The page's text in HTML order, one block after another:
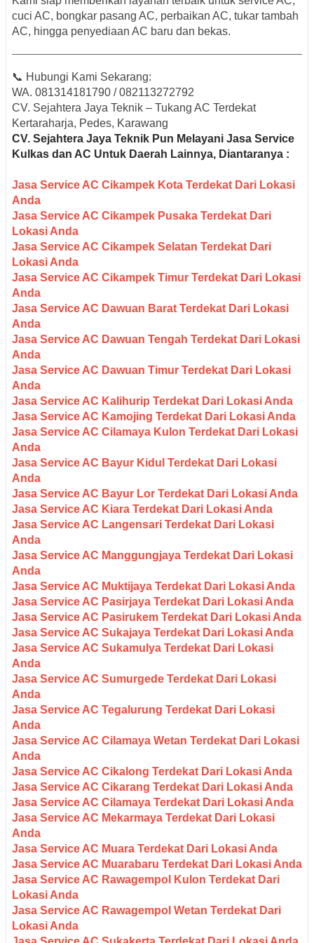
cuci AC, bongkar pasang AC, perbaikan AC, tukar tambah
AC, hingga penyediaan AC baru dan bekas.
📞 Hubungi Kami Sekarang:
WA. 081314181790 / 082113272792
CV. Sejahtera Jaya Teknik – Tukang AC Terdekat
Kertaraharja, Pedes, Karawang
CV. Sejahtera Jaya Teknik Pun Melayani Jasa Service
Kulkas dan AC Untuk Daerah Lainnya, Diantaranya :
Jasa Service AC Cikampek Kota Terdekat Dari Lokasi
Anda
Jasa Service AC Cikampek Pusaka Terdekat Dari
Lokasi Anda
Jasa Service AC Cikampek Selatan Terdekat Dari
Lokasi Anda
Jasa Service AC Cikampek Timur Terdekat Dari Lokasi
Anda
Jasa Service AC Dawuan Barat Terdekat Dari Lokasi
Anda
Jasa Service AC Dawuan Tengah Terdekat Dari Lokasi
Anda
Jasa Service AC Dawuan Timur Terdekat Dari Lokasi
Anda
Jasa Service AC Kalihurip Terdekat Dari Lokasi Anda
Jasa Service AC Kamojing Terdekat Dari Lokasi Anda
Jasa Service AC Cilamaya Kulon Terdekat Dari Lokasi
Anda
Jasa Service AC Bayur Kidul Terdekat Dari Lokasi
Anda
Jasa Service AC Bayur Lor Terdekat Dari Lokasi Anda
Jasa Service AC Kiara Terdekat Dari Lokasi Anda
Jasa Service AC Langensari Terdekat Dari Lokasi
Anda
Jasa Service AC Manggungjaya Terdekat Dari Lokasi
Anda
Jasa Service AC Muktijaya Terdekat Dari Lokasi Anda
Jasa Service AC Pasirjaya Terdekat Dari Lokasi Anda
Jasa Service AC Pasirukem Terdekat Dari Lokasi Anda
Jasa Service AC Sukajaya Terdekat Dari Lokasi Anda
Jasa Service AC Sukamulya Terdekat Dari Lokasi
Anda
Jasa Service AC Sumurgede Terdekat Dari Lokasi
Anda
Jasa Service AC Tegalurung Terdekat Dari Lokasi
Anda
Jasa Service AC Cilamaya Wetan Terdekat Dari Lokasi
Anda
Jasa Service AC Cikalong Terdekat Dari Lokasi Anda
Jasa Service AC Cikarang Terdekat Dari Lokasi Anda
Jasa Service AC Cilamaya Terdekat Dari Lokasi Anda
Jasa Service AC Mekarmaya Terdekat Dari Lokasi
Anda
Jasa Service AC Muara Terdekat Dari Lokasi Anda
Jasa Service AC Muarabaru Terdekat Dari Lokasi Anda
Jasa Service AC Rawagempol Kulon Terdekat Dari
Lokasi Anda
Jasa Service AC Rawagempol Wetan Terdekat Dari
Lokasi Anda